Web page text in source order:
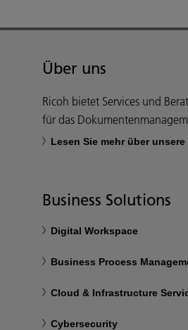
Über uns
Ricoh bietet Services und
für das
Lesen Sie mehr über
Business Solutions
Digital Workspace
Business Process
Cloud & Infrastructure
Cybersecurity